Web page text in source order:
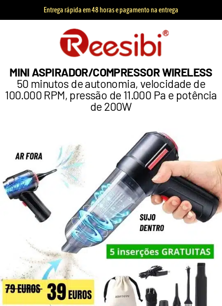
Entrega rápida em 48 horas e pagamento na entrega
MINI ASPIRADOR/COMPRESSOR WIRELESS
50 minutos de autonomia, velocidade de
100.000 RPM, pressão de 11.000 Pa e potência
de 200W